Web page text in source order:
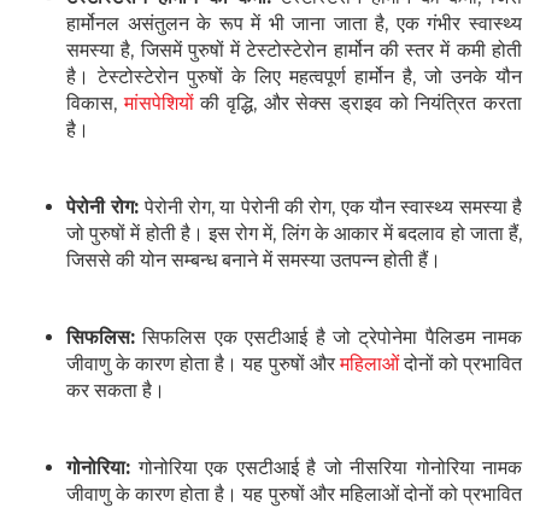
हार्मोनल असंतुलन के रूप में भी जाना जाता है, एक गंभीर स्वास्थ्य
समस्या है, जिसमें पुरुषों में टेस्टोस्टेरोन हार्मोन की स्तर में कमी होती
है। टेस्टोस्टेरोन पुरुषों के लिए महत्वपूर्ण हार्मोन है, जो उनके यौन
विकास,मांसपेशियोंकी वृद्धि, और सेक्स ड्राइव को नियंत्रित करता
है।
पेरोनी रोग: पेरोनी रोग, या पेरोनी की रोग, एक यौन स्वास्थ्य समस्या है
जो पुरुषों में होती है। इस रोग में, लिंग के आकार में बदलाव हो जाता हैं,
जिससे की योन सम्बन्ध बनाने में समस्या उतपन्न होती हैं।
सिफलिस: सिफलिस एक एसटीआई है जो ट्रेपोनेमा पैलिडम नामक
जीवाणु के कारण होता है। यह पुरुषों औरमहिलाओंदोनों को प्रभावित
कर सकता है।
गोनोरिया: गोनोरिया एक एसटीआई है जो नीसरिया गोनोरिया नामक
जीवाणु के कारण होता है। यह पुरुषों और महिलाओं दोनों को प्रभावित